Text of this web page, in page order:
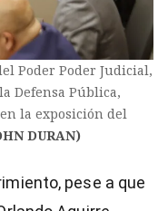
Poder Poder Judicial,
Defensa Pública,
la exposición del
DURAN)
pese a que